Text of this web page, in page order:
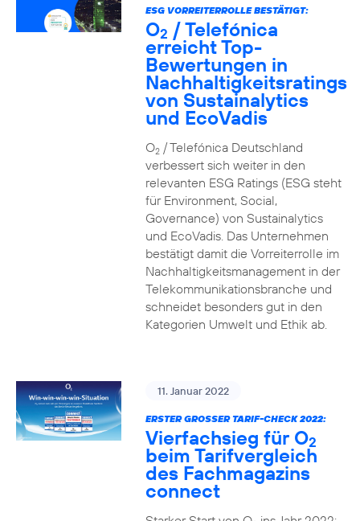
ESG VORREITERROLLE BESTÄTIGT:
O2 / Telefónica
erreicht Top-
Bewertungen in
Nachhaltigkeitsratings
von Sustainalytics
und EcoVadis
O2/ Telefónica Deutschland
verbessert sich weiter in den
relevanten ESG Ratings (ESG steht
für Environment, Social,
Governance) von Sustainalytics
und EcoVadis. Das Unternehmen
bestätigt damit die Vorreiterrolle im
Nachhaltigkeitsmanagement in der
Telekommunikationsbranche und
schneidet besonders gut in den
Kategorien Umwelt und Ethik ab.
11. Januar 2022
ERSTER GROSSER TARIF-CHECK 2022:
Vierfachsieg für O2
beim Tarifvergleich
des Fachmagazins
connect